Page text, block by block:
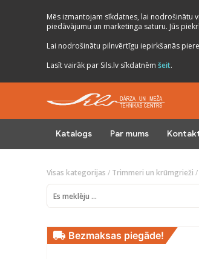
Mēs izmantojam sīkdatnes, lai nodrošinātu
piedāvājumu un marketinga saturu. Jūs
Lai nodrošinātu pilnvērtīgu iepirkšanās
Lasīt vairāk par Sils.lv sīkdatnēm šeit.
Katalogs Par mums
Visas kategorijas / Trimmeri un krūmgrieži /
Bezmaksas piegāde!